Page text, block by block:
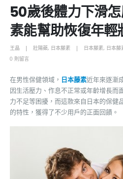
50歲後體力下滑
素能幫助恢復年輕
王晶 壯陽藥, 日本藤素 日本藤素, 日本藤
0 則留言
在男性保健領域， 日本藤素近年來逐漸
因生活壓力、作息不正常或年齡增長而
力不足等困擾，而這款來自日本的保健
的特性，獲得了不少用戶的正面回饋。